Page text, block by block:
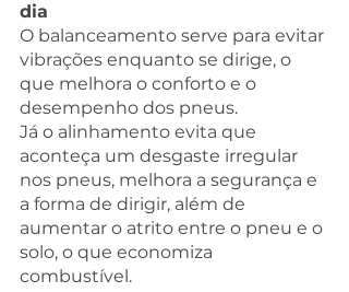
dia
O balanceamento serve para evitar
vibrações enquanto se dirige, o
que melhora o conforto e o
desempenho dos pneus.
Já o alinhamento evita que
aconteça um desgaste irregular
nos pneus, melhora a segurança e
a forma de dirigir, além de
aumentar o atrito entre o pneu e o
solo, o que economiza
combustível.